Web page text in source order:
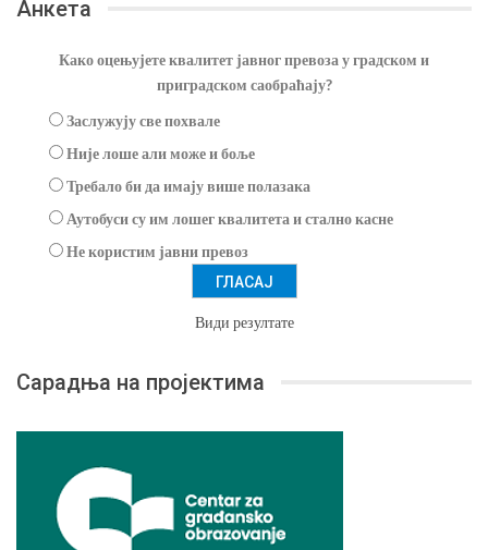
Анкета
Како оцењујете квалитет јавног превоза у градском и
приградском саобраћају?
Заслужују све похвале
Није лоше али може и боље
Требало би да имају више полазака
Аутобуси су им лошег квалитета и стално касне
Не користим јавни превоз
Види резултате
Сарадња на пројектима